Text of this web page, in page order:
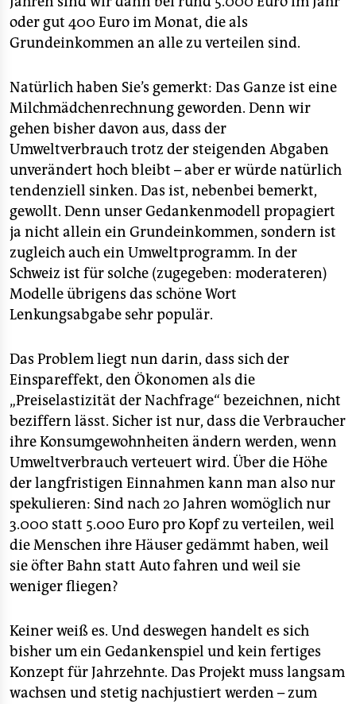
oder gut 400 Euro im Monat, die als
Grundeinkommen an alle zu verteilen sind.
Natürlich haben Sie’s gemerkt: Das Ganze ist eine
Milchmädchenrechnung geworden. Denn wir
gehen bisher davon aus, dass der
Umweltverbrauch trotz der steigenden Abgaben
unverändert hoch bleibt – aber er würde natürlich
tendenziell sinken. Das ist, nebenbei bemerkt,
gewollt. Denn unser Gedankenmodell propagiert
ja nicht allein ein Grundeinkommen, sondern ist
zugleich auch ein Umweltprogramm. In der
Schweiz ist für solche (zugegeben: moderateren)
Modelle übrigens das schöne Wort
Lenkungsabgabe sehr populär.
Das Problem liegt nun darin, dass sich der
Einspareffekt, den Ökonomen als die
„Preiselastizität der Nachfrage“ bezeichnen, nicht
beziffern lässt. Sicher ist nur, dass die Verbraucher
ihre Konsumgewohnheiten ändern werden, wenn
Umweltverbrauch verteuert wird. Über die Höhe
der langfristigen Einnahmen kann man also nur
spekulieren: Sind nach 20 Jahren womöglich nur
3.000 statt 5.000 Euro pro Kopf zu verteilen, weil
die Menschen ihre Häuser gedämmt haben, weil
sie öfter Bahn statt Auto fahren und weil sie
weniger fliegen?
Keiner weiß es. Und deswegen handelt es sich
bisher um ein Gedankenspiel und kein fertiges
Konzept für Jahrzehnte. Das Projekt muss langsam
wachsen und stetig nachjustiert werden – zum